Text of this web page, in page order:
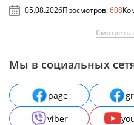
05.08.2026Просмотров:608
Смотреть
Мы в социальных
page
viber